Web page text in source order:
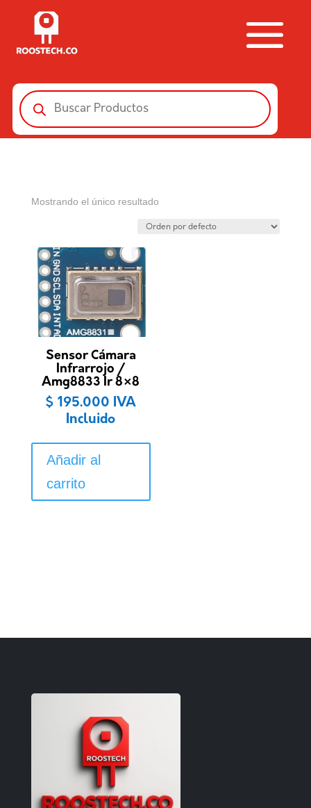
Búsqueda
de
productos
Mostrando el único resultado
Sensor Cámara
Infrarrojo /
Amg8833 Ir 8×8
$ 195.000 IVA
Incluido
Añadir al
carrito